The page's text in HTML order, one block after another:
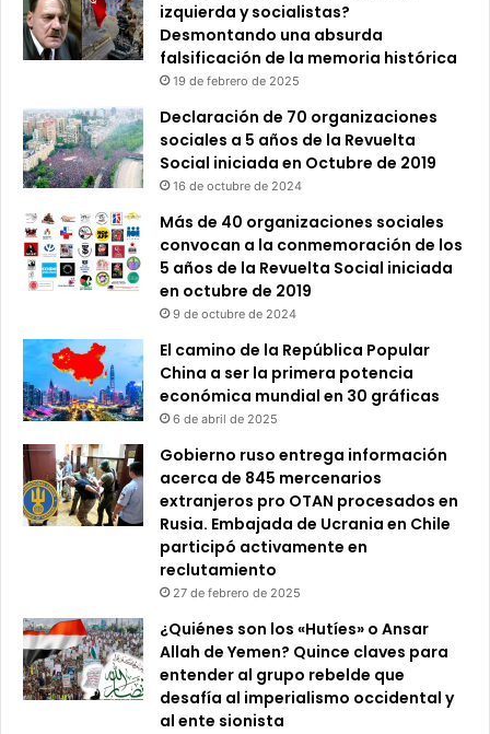
izquierda y socialistas?
Desmontando una absurda
falsificación de la memoria histórica
19 de febrero de 2025
Declaración de 70 organizaciones
sociales a 5 años de la Revuelta
Social iniciada en Octubre de 2019
16 de octubre de 2024
Más de 40 organizaciones sociales
convocan a la conmemoración de los
5 años de la Revuelta Social iniciada
en octubre de 2019
9 de octubre de 2024
El camino de la República Popular
China a ser la primera potencia
económica mundial en 30 gráficas
6 de abril de 2025
Gobierno ruso entrega información
acerca de 845 mercenarios
extranjeros pro OTAN procesados en
Rusia. Embajada de Ucrania en Chile
participó activamente en
reclutamiento
27 de febrero de 2025
¿Quiénes son los «Hutíes» o Ansar
Allah de Yemen? Quince claves para
entender al grupo rebelde que
desafía al imperialismo occidental y
al ente sionista